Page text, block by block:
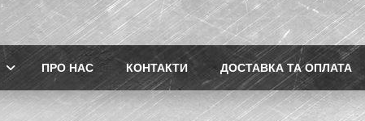
ПРО НАС КОНТАКТИ ДОСТАВКА ТА ОПЛАТА